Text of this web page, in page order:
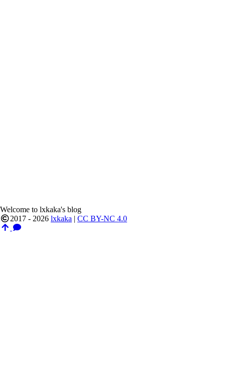
Welcome to lxkaka's blog
2017 - 2026 lxkaka | CC BY-NC 4.0